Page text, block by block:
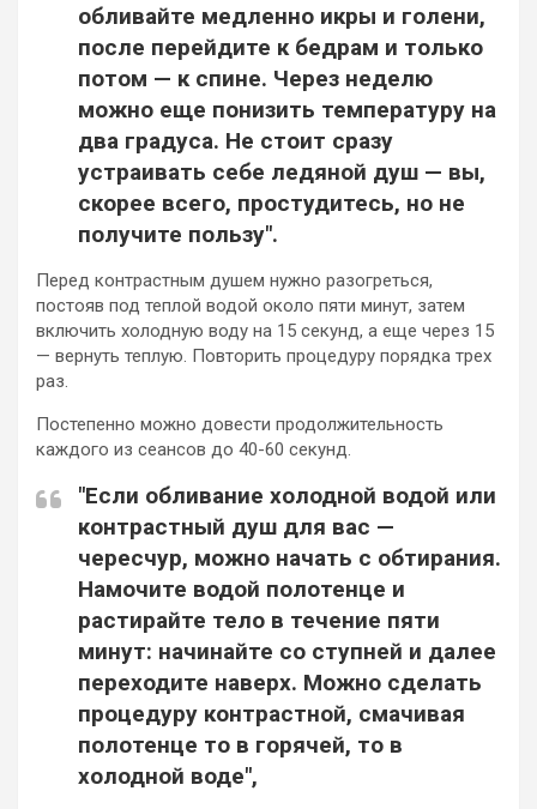
обливайте медленно икры и голени,
после перейдите к бедрам и только
потом — к спине. Через неделю
можно еще понизить температуру на
два градуса. Не стоит сразу
устраивать себе ледяной душ — вы,
скорее всего, простудитесь, но не
получите пользу".
Перед контрастным душем нужно разогреться,
постояв под теплой водой около пяти минут, затем
включить холодную воду на 15 секунд, а еще через 15
— вернуть теплую. Повторить процедуру порядка трех
раз.
Постепенно можно довести продолжительность
каждого из сеансов до 40-60 секунд.
"Если обливание холодной водой или
контрастный душ для вас —
чересчур, можно начать с обтирания.
Намочите водой полотенце и
растирайте тело в течение пяти
минут: начинайте со ступней и далее
переходите наверх. Можно сделать
процедуру контрастной, смачивая
полотенце то в горячей, то в
холодной воде",